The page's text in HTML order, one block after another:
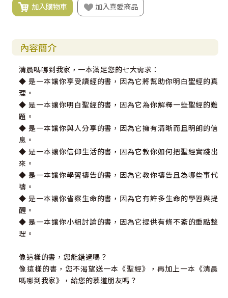
加入購物車 加入喜愛商品
內容簡介
清晨嗎哪到我家，一本滿足您的七大需求：
◆ 是一本讓你享受讀經的書，因為它將幫助你明白聖經的真
理。
◆ 是一本讓你明白聖經的書，因為它為你解釋一些聖經的難
題。
◆ 是一本讓你與人分享的書，因為它擁有清晰而且明朗的信
息。
◆ 是一本讓你信仰生活的書，因為它教你如何把聖經實踐出
來。
◆ 是一本讓你學習禱告的書，因為它教你禱告且為哪些事代
禱。
◆ 是一本讓你省察生命的書，因為它有許多生命的學習與提
醒。
◆ 是一本讓你小組討論的書，因為它提供有條不紊的重點整
理。
像這樣的書，您能錯過嗎？
像這樣的書，您不渴望送一本《聖經》，再加上一本《清晨
嗎哪到我家》，給您的慕道朋友嗎？